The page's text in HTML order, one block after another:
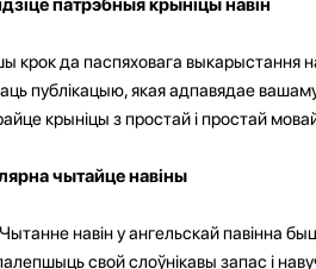
крок да паспяховага выкарыстання
публікацыю, якая адпавядае
крыніцы з простай і простай
чытайце навіны
Чытанне навін у ангельскай павінна
свой слоўнікавы запас і